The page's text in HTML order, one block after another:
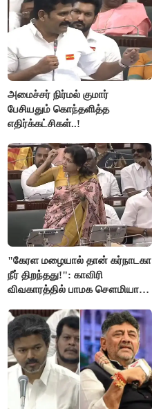
அமைச்சர் நிர்மல் குமார்
பேசியதும் கொந்தளித்த
எதிர்க்கட்சிகள்..!
"கேரள மழையால் தான் கர்நாடகா
நீர் திறந்தது!": காவிரி
விவகாரத்தில் பாமக சௌமியா